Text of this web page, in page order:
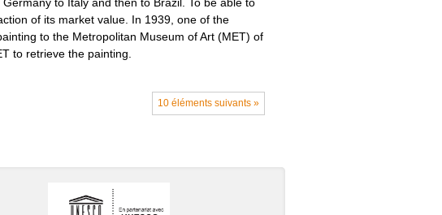
to Italy and then to Brazil. To be able to
of its market value. In 1939, one of the
to the Metropolitan Museum of Art (MET) of
to retrieve the painting.
10 éléments suivants »